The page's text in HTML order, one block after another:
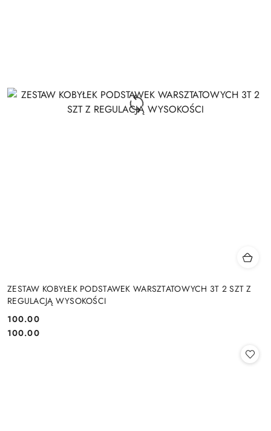
ZESTAW KOBYŁEK PODSTAWEK WARSZTATOWYCH 3T 2 SZT Z
REGULACJĄ WYSOKOŚCI
Cena:
100.00
Cena:
100.00